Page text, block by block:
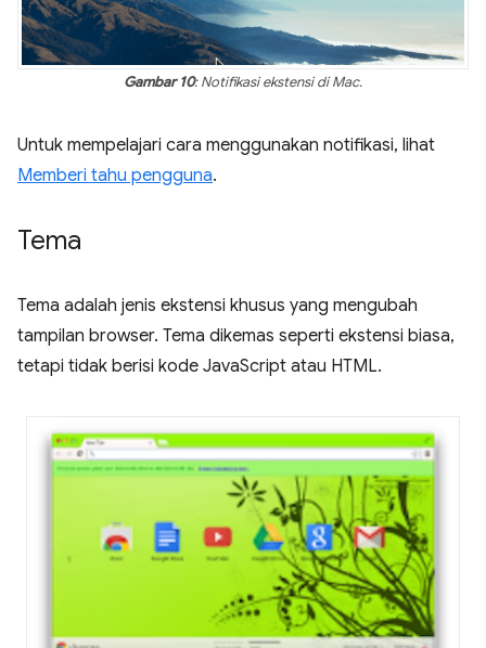
Gambar 10: Notifikasi ekstensi di Mac.
Untuk mempelajari cara menggunakan notifikasi, lihat
Memberi tahu pengguna.
Tema
Tema adalah jenis ekstensi khusus yang mengubah
tampilan browser. Tema dikemas seperti ekstensi biasa,
tetapi tidak berisi kode JavaScript atau HTML.